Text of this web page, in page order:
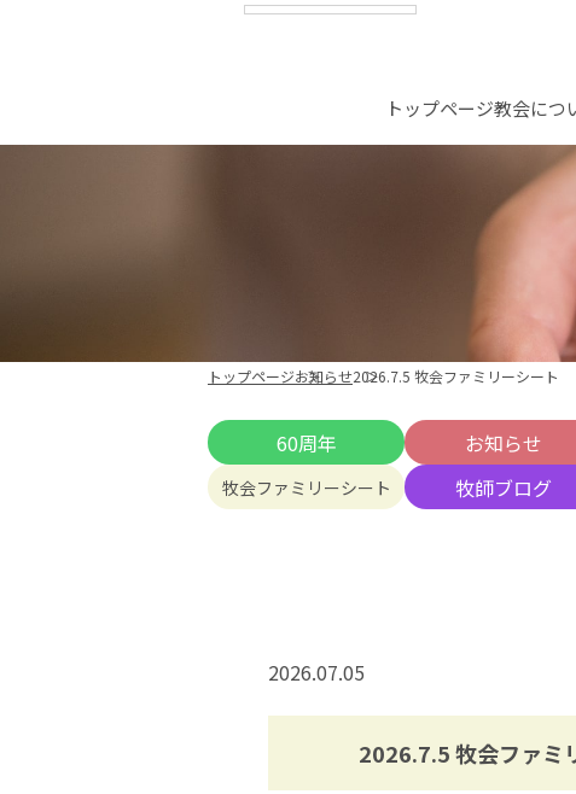
トップページ教会につ
トップページお知らせ2026.7.5 牧会ファミリーシート
60周年 お知らせ
牧会ファミリーシート 牧師ブログ
2026.07.05
2026.7.5 牧会ファミ